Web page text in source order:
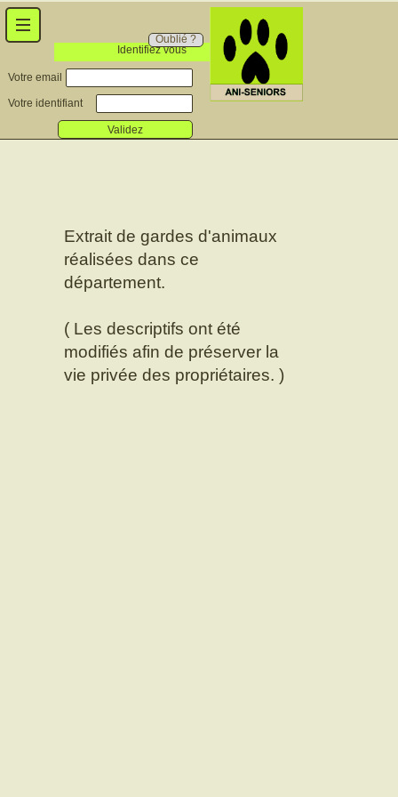
Identifiez vous
Oublié ?
Votre email
Votre identifiant
Validez
Extrait de gardes d'animaux
réalisées dans ce
département.
( Les descriptifs ont été
modifiés afin de préserver la
vie privée des propriétaires. )